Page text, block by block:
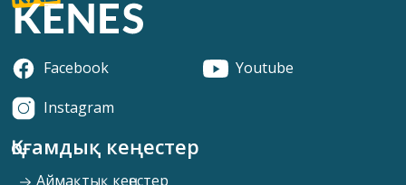
Facebook
Youtube
Instagram
Қоғамдық кеңестер
Аймақтық кеңестер